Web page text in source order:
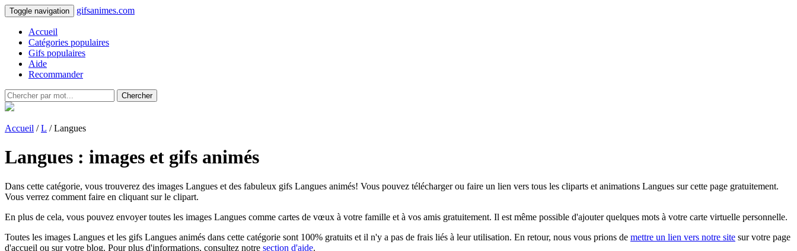
Toggle navigation gifsanimes.com
Accueil
Catégories populaires
Gifs populaires
Aide
Recommander
Chercher
Accueil /L / Langues
Langues : images et gifs animés
Dans cette catégorie, vous trouverez des images Langues et des fabuleux gifs Langues animés! Vous pouvez télécharger ou faire un lien vers tous les cliparts et animations Langues sur cette page gratuitement.
Vous verrez comment faire en cliquant sur le clipart.
En plus de cela, vous pouvez envoyer toutes les images Langues comme cartes de vœux à votre famille et à vos amis gratuitement. Il est même possible d'ajouter quelques mots à votre carte virtuelle personnelle.
Toutes les images Langues et les gifs Langues animés dans cette catégorie sont 100% gratuits et il n'y a pas de frais liés à leur utilisation. En retour, nous vous prions de mettre un lien vers notre site sur votre page
d'accueil ou sur votre blog. Pour plus d'informations, consultez notre section d'aide.